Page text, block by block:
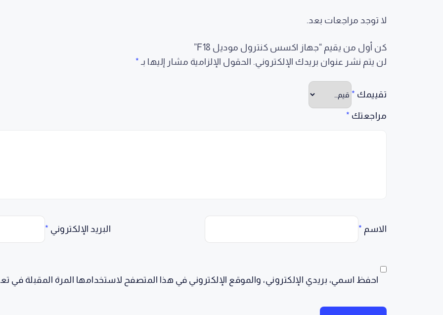
لا توجد مراجعات بعد.
كن أول من يقيم “جهاز اكسس كنترول موديل F18”
لن يتم نشر عنوان بريدك الإلكتروني. الحقول الإلزامية مشار إليها بـ *
تقييمك *
مراجعتك *
الاسم * البريد الإلكتروني *
احفظ اسمي، بريدي الإلكتروني، والموقع الإلكتروني في هذا المتصفح لاستخدامها المرة المقبلة في